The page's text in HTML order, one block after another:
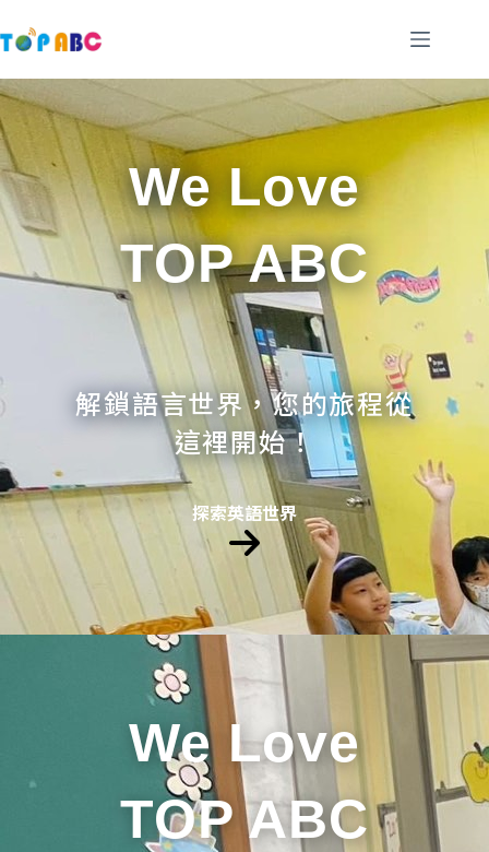
至
要
內
容
We Love
TOP ABC
解鎖語言世界，您的旅程從
這裡開始！
探索英語世界
We Love
TOP ABC